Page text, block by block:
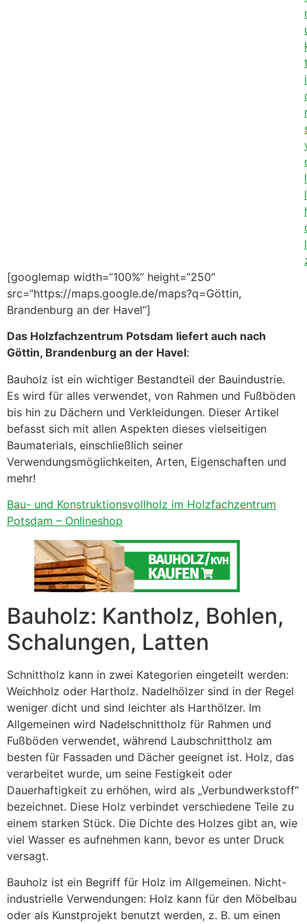
i
l
l
l
[googlemap width=“100%“ height=“250″
src=“https://maps.google.de/maps?q=Göttin,
Brandenburg an der Havel“]
Das Holzfachzentrum Potsdam liefert auch nach
Göttin, Brandenburg an der Havel:
Bauholz ist ein wichtiger Bestandteil der Bauindustrie.
Es wird für alles verwendet, von Rahmen und Fußböden
bis hin zu Dächern und Verkleidungen. Dieser Artikel
befasst sich mit allen Aspekten dieses vielseitigen
Baumaterials, einschließlich seiner
Verwendungsmöglichkeiten, Arten, Eigenschaften und
mehr!
Bau- und Konstruktionsvollholz im Holzfachzentrum
Potsdam – Onlineshop
Bauholz: Kantholz, Bohlen,
Schalungen, Latten
Schnittholz kann in zwei Kategorien eingeteilt werden:
Weichholz oder Hartholz. Nadelhölzer sind in der Regel
weniger dicht und sind leichter als Harthölzer. Im
Allgemeinen wird Nadelschnittholz für Rahmen und
Fußböden verwendet, während Laubschnittholz am
besten für Fassaden und Dächer geeignet ist. Holz, das
verarbeitet wurde, um seine Festigkeit oder
Dauerhaftigkeit zu erhöhen, wird als „Verbundwerkstoff“
bezeichnet. Diese Holz verbindet verschiedene Teile zu
einem starken Stück. Die Dichte des Holzes gibt an, wie
viel Wasser es aufnehmen kann, bevor es unter Druck
versagt.
Bauholz ist ein Begriff für Holz im Allgemeinen. Nicht-
industrielle Verwendungen: Holz kann für den Möbelbau
oder als Kunstprojekt benutzt werden, z. B. um einen